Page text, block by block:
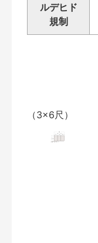
ルデヒド
規制
（3×6尺）